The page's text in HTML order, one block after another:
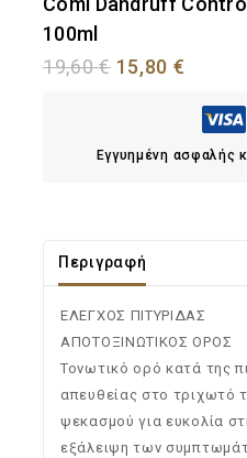
100ml
19,60€ 15,80 €
Εγγυημένη ασφαλής
Περιγραφή
ΕΛΕΓΧΟΣ ΠΙΤΥΡΙΔΑΣ
ΑΠΟΤΟΞΙΝΩΤΙΚΟΣ ΟΡΟΣ
Τονωτικό ορό κατά της
απευθείας στο τριχωτό
ψεκασμού για ευκολία
εξάλειψη των